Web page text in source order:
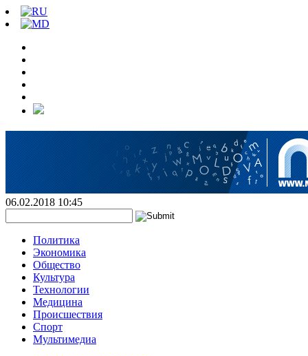
06.02.2018 10:45
Политика
Экономика
Общество
Культура
Технологии
Медицина
Происшествия
Спорт
Мультимедиа